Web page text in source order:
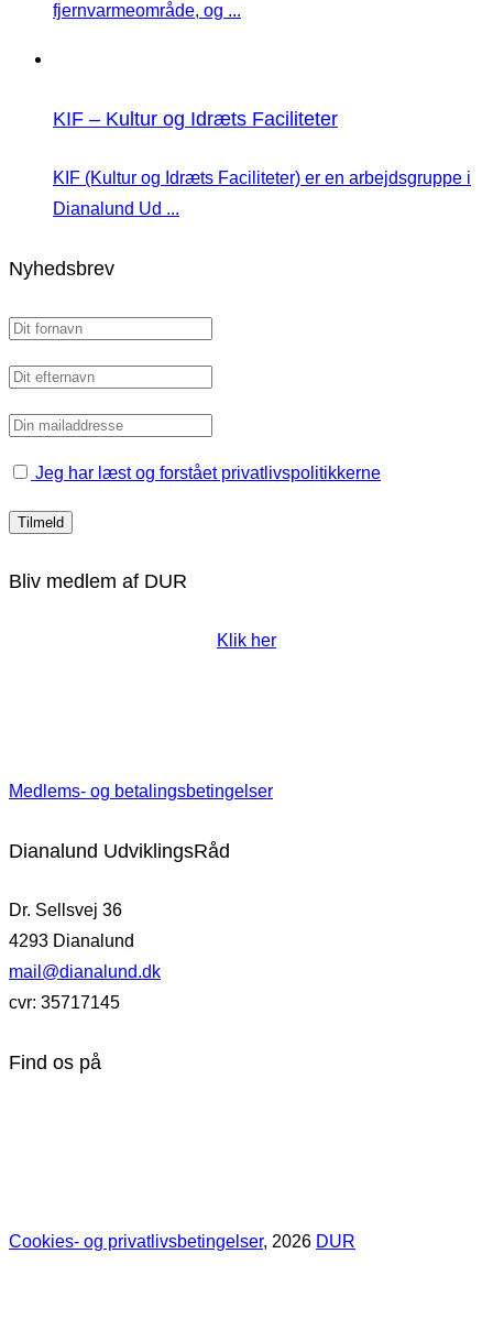
fjernvarmeområde, og ...
KIF – Kultur og Idræts Faciliteter
KIF (Kultur og Idræts Faciliteter) er en arbejdsgruppe i
Dianalund Ud ...
Nyhedsbrev
Jeg har læst og forstået privatlivspolitikkerne
Bliv medlem af DUR
Klik her
Medlems- og betalingsbetingelser
Dianalund UdviklingsRåd
Dr. Sellsvej 36
4293 Dianalund
mail@dianalund.dk
cvr: 35717145
Find os på
Cookies- og privatlivsbetingelser, 2026 DUR